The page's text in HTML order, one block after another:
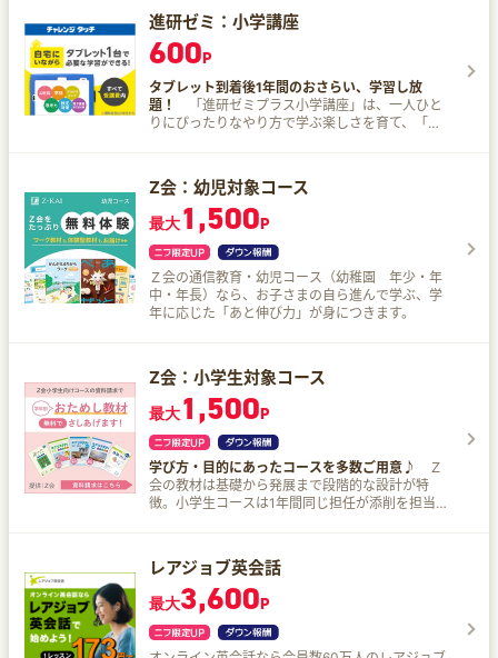
日単位・短期・長期）を幅広く取りそろえ、夜勤
の無い求人が豊富で良質なものが多く、掲載した
らすぐに問い合わせが殺到する求人も多くありま
す。 常勤はもちろん、長期派遣や１日単位など、
すべての雇用形態を取り扱っています！
進研ゼミ：小学講座
600P
タブレット到着後1年間のおさらい、学習し放
題！
「進研ゼミプラス小学講座」は、一人ひと
りにぴったりなやり方で学ぶ楽しさを育て、「自
ル」、担任制の「赤ペン先生」、復習までサポー
トする全国規模の「実力診断テスト」など、小学
生一人ひとりをサポートしてくれる。教科書別×レ
ベル別に対応した教材を提供している。
Z会：幼児対象コース
最大1,500P
Ｚ会の通信教育・幼児コース（幼稚園 年少・年
中・年長）なら、お子さまの自ら進んで学ぶ、学
年に応じた「あと伸び力」が身につきます。
Z会：小学生対象コース
最大1,500P
学び方・目的にあったコースを多数ご用意♪
Ｚ
会の教材は基礎から発展まで段階的な設計が特
徴。小学生コースは1年間同じ担任が添削を担当し
スでは、難関国私立中学の入試に合格することを
目指します。
レアジョブ英会話
最大3,600P